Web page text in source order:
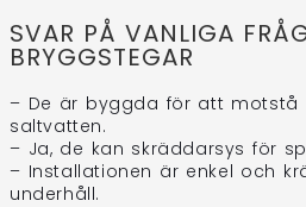
SVAR PÅ VANLIGA
BRYGGSTEGAR
– De är byggda för att motstå
saltvatten.
– Ja, de kan skräddarsys för
– Installationen är enkel och
underhåll.